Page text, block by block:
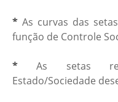
* As curvas das
função de Controle
*As setas
Estado/Sociedade